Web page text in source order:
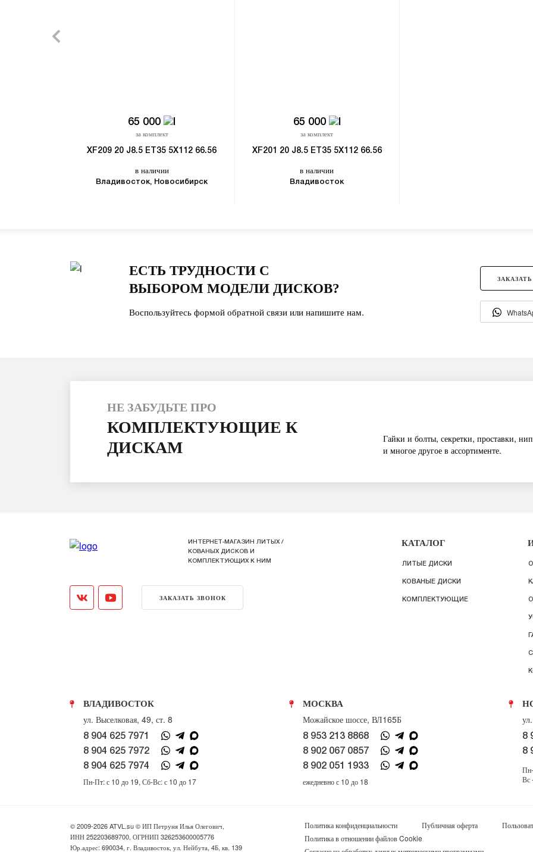
65 000
за комплект
XF209 20 J8.5 ET35 5X112 66.56
в наличии
Владивосток, Новосибирск
65 000
за комплект
XF201 20 J8.5 ET35 5X112 66.56
в наличии
Владивосток
ЕСТЬ ТРУДНОСТИ С
ВЫБОРОМ МОДЕЛИ ДИСКОВ?
Воспользуйтесь формой обратной связи или напишите нам.
НЕ ЗАБУДЬТЕ ПРО
КОМПЛЕКТУЮЩИЕ К
ДИСКАМ
Гайки и болты, секретки, проставки,
и многое другое в ассортименте.
ИНТЕРНЕТ-МАГАЗИН ЛИТЫХ /
КОВАНЫХ ДИСКОВ И
КОМПЛЕКТУЮЩИХ К НИМ
ЗАКАЗАТЬ ЗВОНОК
КАТАЛОГ
ЛИТЫЕ ДИСКИ
КОВАНЫЕ ДИСКИ
КОМПЛЕКТУЮЩИЕ
ВЛАДИВОСТОК
ул. Выселковая, 49, ст. 8
8 904 625 7971
8 904 625 7972
8 904 625 7974
Пн-Пт: с 10 до 19, Сб-Вс: с 10 до 17
МОСКВА
Можайское шоссе, ВЛ165Б
8 953 213 8868
8 902 067 0857
8 902 051 1933
ежедневно с 10 до 18
8
8
Вс
© 2009-2026 ATVL.su © ИП Петруня Илья Олегович,
ИНН 252203689700, ОГРНИП 326253600005776
Юр.адрес: 690034, г. Владивосток, ул. Нейбута, 4Б, кв. 139
Политика конфиденциальности Публичная оферта
Политика в отношении файлов Cookie